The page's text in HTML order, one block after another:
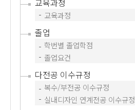
교육과정
교육과정
졸업
학번별 졸업학점
졸업요건
다전공 이수규정
복수/부전공 이수규정
실내디자인 연계전공 이수규정